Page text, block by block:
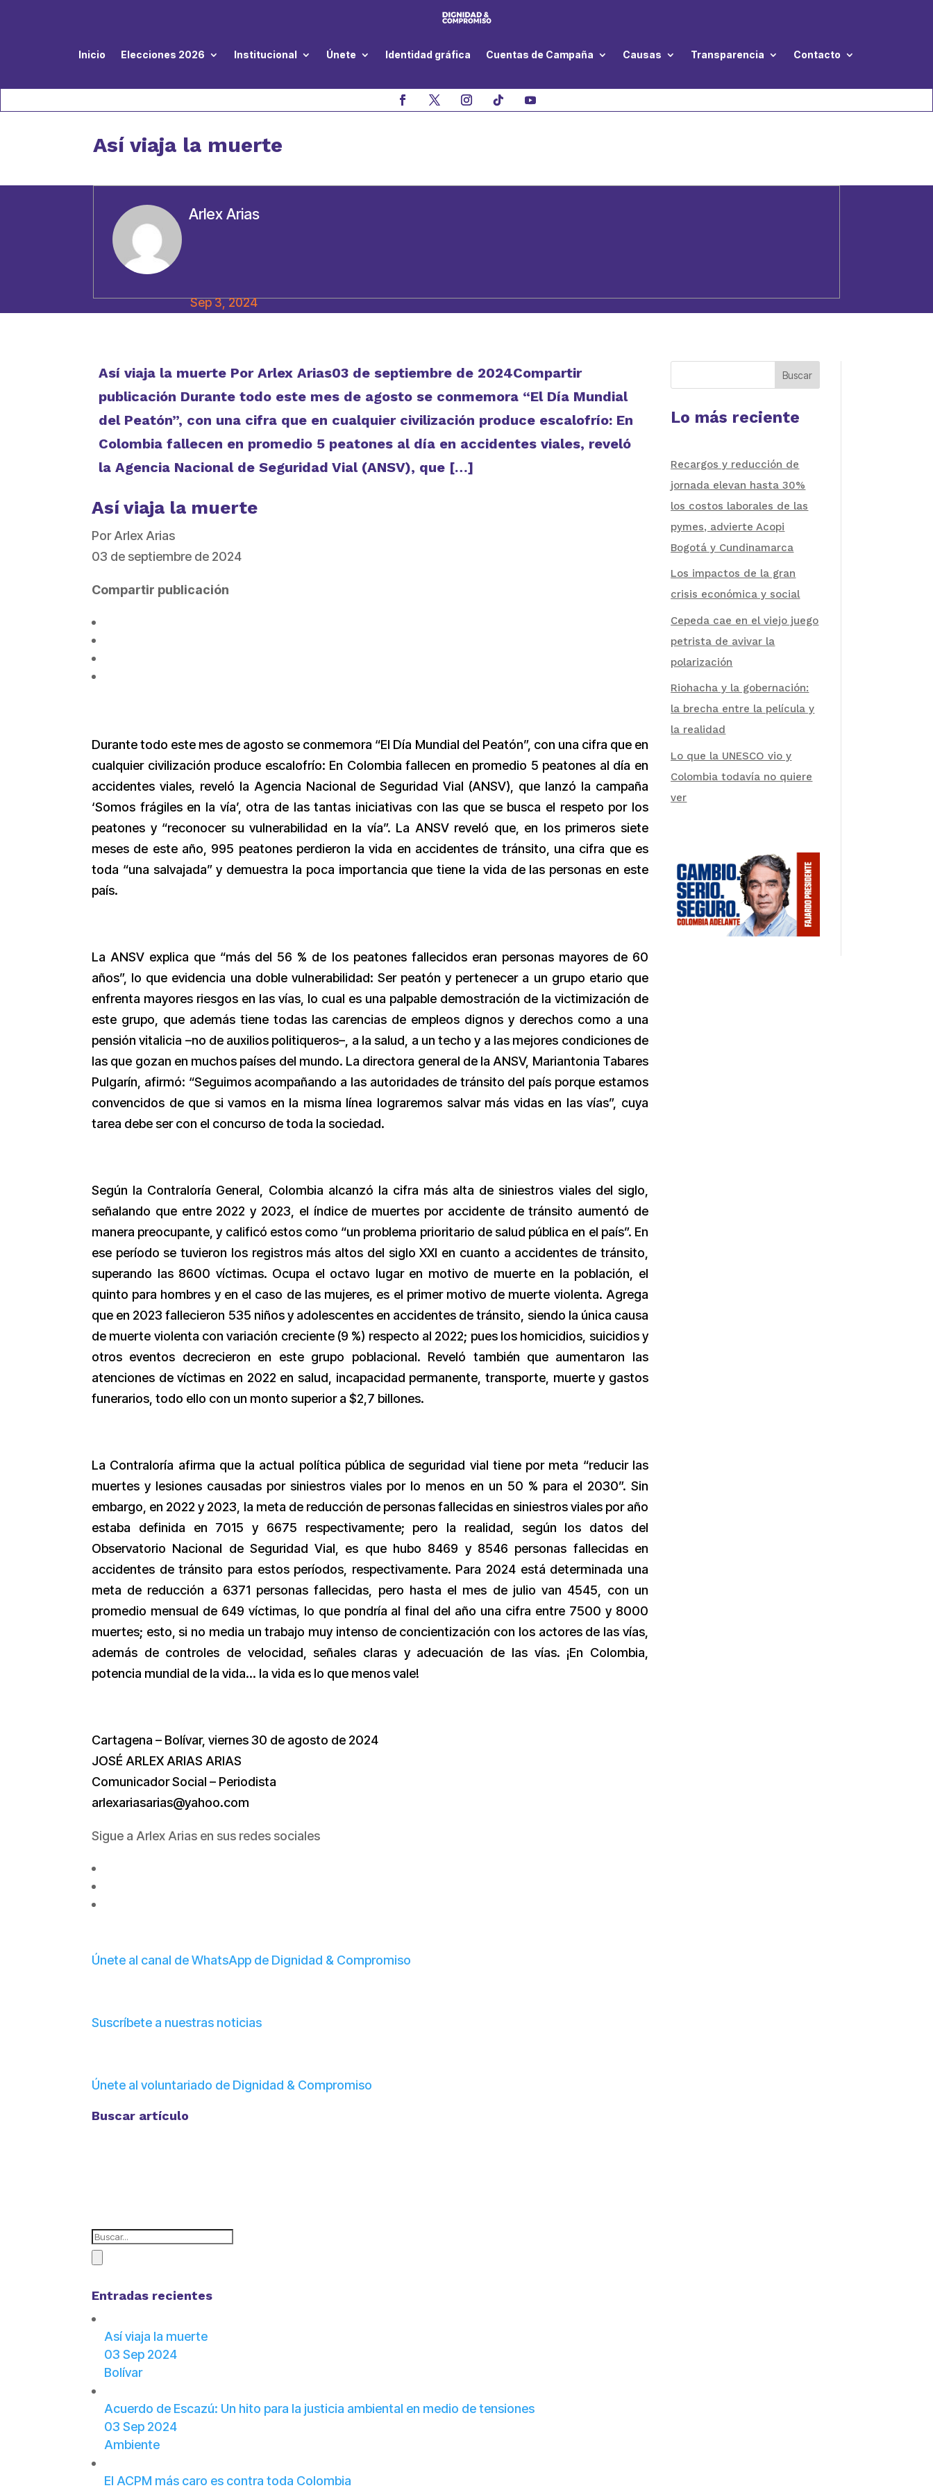
Inicio Elecciones 2026 Institucional Únete Identidad gráfica Cuentas de Campaña Causas Transparencia Contacto
Así viaja la muerte
Arlex Arias
Sep 3, 2024
Así viaja la muerte Por Arlex Arias03 de septiembre de 2024Compartir
publicación Durante todo este mes de agosto se conmemora “El Día Mundial
del Peatón”, con una cifra que en cualquier civilización produce escalofrío: En
Colombia fallecen en promedio 5 peatones al día en accidentes viales, reveló
la Agencia Nacional de Seguridad Vial (ANSV), que […]
Así viaja la muerte
Por Arlex Arias
03 de septiembre de 2024
Compartir publicación
Durante todo este mes de agosto se conmemora “El Día Mundial del Peatón”, con una cifra que en
cualquier civilización produce escalofrío: En Colombia fallecen en promedio 5 peatones al día en
accidentes viales, reveló la Agencia Nacional de Seguridad Vial (ANSV), que lanzó la campaña
‘Somos frágiles en la vía’, otra de las tantas iniciativas con las que se busca el respeto por los
peatones y “reconocer su vulnerabilidad en la vía”. La ANSV reveló que, en los primeros siete
meses de este año, 995 peatones perdieron la vida en accidentes de tránsito, una cifra que es
toda “una salvajada” y demuestra la poca importancia que tiene la vida de las personas en este
país.
La ANSV explica que “más del 56 % de los peatones fallecidos eran personas mayores de 60
años”, lo que evidencia una doble vulnerabilidad: Ser peatón y pertenecer a un grupo etario que
enfrenta mayores riesgos en las vías, lo cual es una palpable demostración de la victimización de
este grupo, que además tiene todas las carencias de empleos dignos y derechos como a una
pensión vitalicia –no de auxilios politiqueros–, a la salud, a un techo y a las mejores condiciones de
las que gozan en muchos países del mundo. La directora general de la ANSV, Mariantonia Tabares
Pulgarín, afirmó: “Seguimos acompañando a las autoridades de tránsito del país porque estamos
convencidos de que si vamos en la misma línea lograremos salvar más vidas en las vías”, cuya
tarea debe ser con el concurso de toda la sociedad.
Según la Contraloría General, Colombia alcanzó la cifra más alta de siniestros viales del siglo,
señalando que entre 2022 y 2023, el índice de muertes por accidente de tránsito aumentó de
manera preocupante, y calificó estos como “un problema prioritario de salud pública en el país”. En
ese período se tuvieron los registros más altos del siglo XXI en cuanto a accidentes de tránsito,
superando las 8600 víctimas. Ocupa el octavo lugar en motivo de muerte en la población, el
quinto para hombres y en el caso de las mujeres, es el primer motivo de muerte violenta. Agrega
que en 2023 fallecieron 535 niños y adolescentes en accidentes de tránsito, siendo la única causa
de muerte violenta con variación creciente (9 %) respecto al 2022; pues los homicidios, suicidios y
otros eventos decrecieron en este grupo poblacional. Reveló también que aumentaron las
atenciones de víctimas en 2022 en salud, incapacidad permanente, transporte, muerte y gastos
funerarios, todo ello con un monto superior a $2,7 billones.
La Contraloría afirma que la actual política pública de seguridad vial tiene por meta “reducir las
muertes y lesiones causadas por siniestros viales por lo menos en un 50 % para el 2030”. Sin
embargo, en 2022 y 2023, la meta de reducción de personas fallecidas en siniestros viales por año
estaba definida en 7015 y 6675 respectivamente; pero la realidad, según los datos del
Observatorio Nacional de Seguridad Vial, es que hubo 8469 y 8546 personas fallecidas en
accidentes de tránsito para estos períodos, respectivamente. Para 2024 está determinada una
meta de reducción a 6371 personas fallecidas, pero hasta el mes de julio van 4545, con un
promedio mensual de 649 víctimas, lo que pondría al final del año una cifra entre 7500 y 8000
muertes; esto, si no media un trabajo muy intenso de concientización con los actores de las vías,
además de controles de velocidad, señales claras y adecuación de las vías. ¡En Colombia,
potencia mundial de la vida… la vida es lo que menos vale!
Cartagena – Bolívar, viernes 30 de agosto de 2024
JOSÉ ARLEX ARIAS ARIAS
Comunicador Social – Periodista
arlexariasarias@yahoo.com
Sigue a Arlex Arias en sus redes sociales
Únete al canal de WhatsApp de Dignidad & Compromiso
Suscríbete a nuestras noticias
Únete al voluntariado de Dignidad & Compromiso
Buscar artículo
Entradas recientes
Así viaja la muerte
03 Sep 2024
Bolívar
Acuerdo de Escazú: Un hito para la justicia ambiental en medio de tensiones
03 Sep 2024
Ambiente
El ACPM más caro es contra toda Colombia
Buscar
Lo más reciente
Recargos y reducción de
jornada elevan hasta 30%
los costos laborales de las
pymes, advierte Acopi
Bogotá y Cundinamarca
Los impactos de la gran
crisis económica y social
Cepeda cae en el viejo juego
petrista de avivar la
polarización
Riohacha y la gobernación:
la brecha entre la película y
la realidad
Lo que la UNESCO vio y
Colombia todavía no quiere
ver